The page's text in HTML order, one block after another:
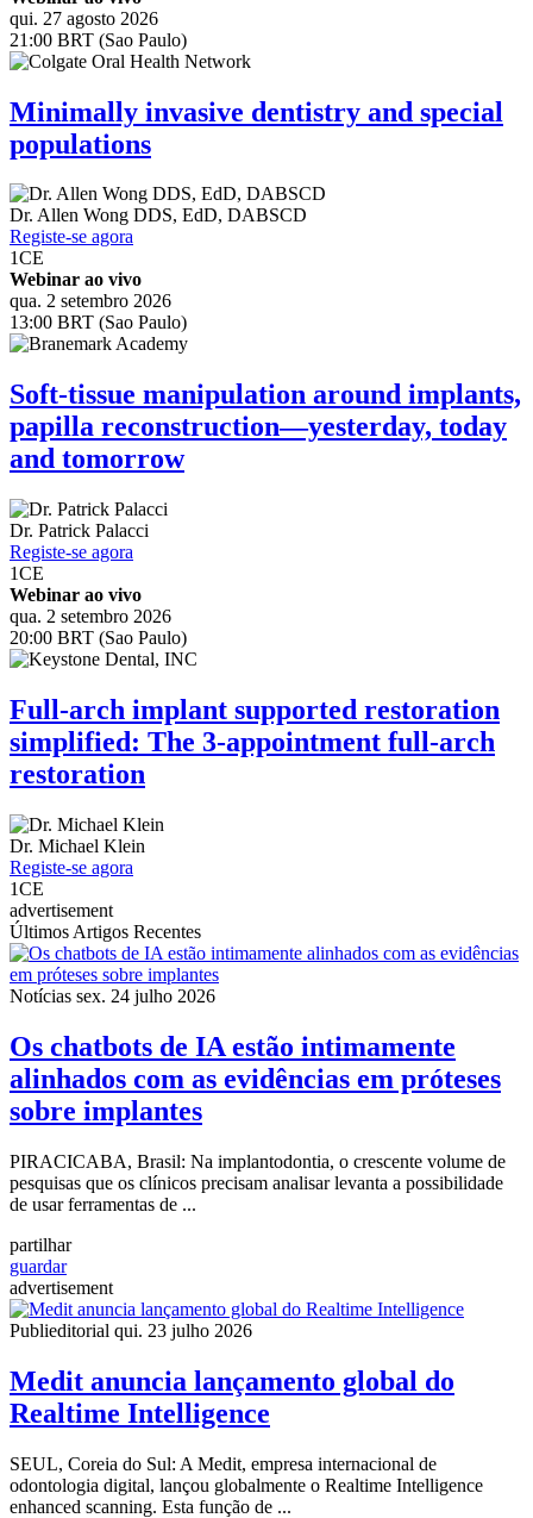
qui. 27 agosto 2026
21:00 BRT (Sao Paulo)
Minimally invasive dentistry and special
populations
Dr. Allen Wong DDS, EdD, DABSCD
Registe-se agora
1CE
Webinar ao vivo
qua. 2 setembro 2026
13:00 BRT (Sao Paulo)
Soft-tissue manipulation around implants,
papilla reconstruction—yesterday, today
and tomorrow
Dr. Patrick Palacci
Registe-se agora
1CE
Webinar ao vivo
qua. 2 setembro 2026
20:00 BRT (Sao Paulo)
Full-arch implant supported restoration
simplified: The 3-appointment full-arch
restoration
Dr. Michael Klein
Registe-se agora
1CE
advertisement
Últimos Artigos Recentes
Notícias sex. 24 julho 2026
Os chatbots de IA estão intimamente
alinhados com as evidências em próteses
sobre implantes
PIRACICABA, Brasil: Na implantodontia, o crescente volume de
pesquisas que os clínicos precisam analisar levanta a possibilidade
de usar ferramentas de ...
partilhar
guardar
advertisement
Publieditorial qui. 23 julho 2026
Medit anuncia lançamento global do
Realtime Intelligence
SEUL, Coreia do Sul: A Medit, empresa internacional de
odontologia digital, lançou globalmente o Realtime Intelligence
enhanced scanning. Esta função de ...